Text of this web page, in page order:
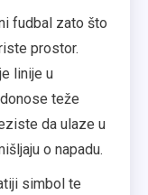
fudbal zato što
prostor.
linije u
teže
da ulaze u
o napadu.
simbol te